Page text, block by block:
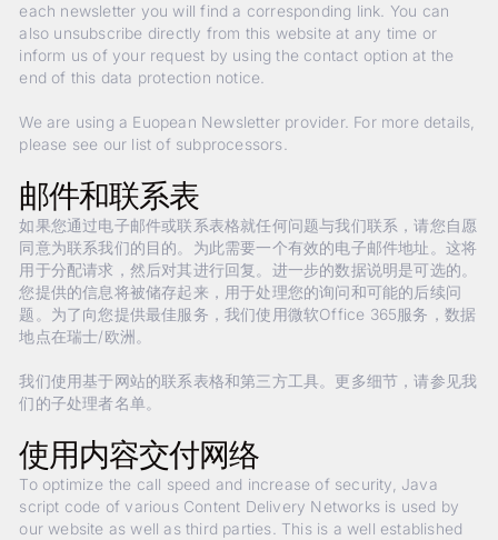
each newsletter you will find a corresponding link. You can
also unsubscribe directly from this website at any time or
inform us of your request by using the contact option at the
end of this data protection notice.
We are using a Euopean Newsletter provider. For more details,
please see our list of subprocessors.
邮件和联系表
如果您通过电子邮件或联系表格就任何问题与我们联系，请您自愿
同意为联系我们的目的。为此需要一个有效的电子邮件地址。这将
用于分配请求，然后对其进行回复。进一步的数据说明是可选的。
您提供的信息将被储存起来，用于处理您的询问和可能的后续问
题。为了向您提供最佳服务，我们使用微软Office 365服务，数据
地点在瑞士/欧洲。
我们使用基于网站的联系表格和第三方工具。更多细节，请参见我
们的子处理者名单。
使用内容交付网络
To optimize the call speed and increase of security, Java
script code of various Content Delivery Networks is used by
our website as well as third parties. This is a well established